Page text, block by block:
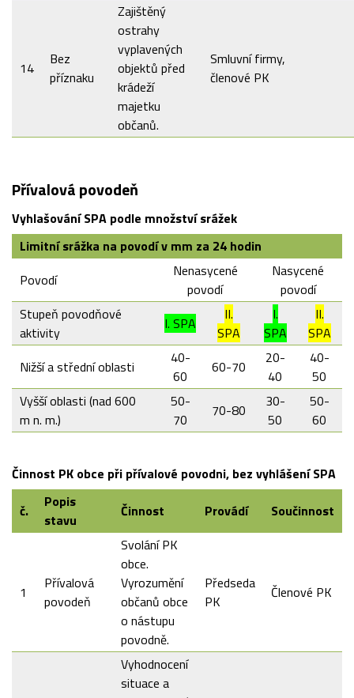
14
Bez
příznaku
Zajištěný
ostrahy
vyplavených
objektů před
krádeží
majetku
občanů.
Smluvní firmy,
členové PK
Přívalová povodeň
Vyhlašování SPA podle množství srážek
Limitní srážka na povodí v mm za 24 hodin
Povodí
Nenasycené
povodí
Nasycené
povodí
Stupeň povodňové
aktivity
I. SPA
II.
SPA
I.
SPA
II.
SPA
Nižší a střední oblasti
40-
60
60-70
20-
40
40-
50
Vyšší oblasti (nad 600
m n. m.)
50-
70
70-80
30-
50
50-
60
Činnost PK obce při přívalové povodni, bez vyhlášení SPA
č.
Popis
stavu
Činnost Provádí Součinnost
1
Přívalová
povodeň
Svolání PK
obce.
Vyrozumění
občanů obce
o nástupu
povodně.
Předseda
PK
Členové PK
Vyhodnocení
situace a